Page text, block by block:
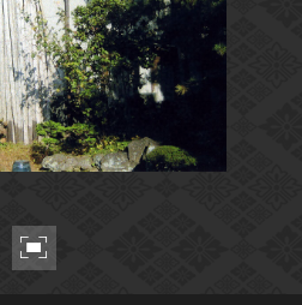
媒体資料・関連記事等
博物館、美術館の皆さまへ
文化庁よりご挨拶
今月のみどころ
お知らせ一覧
このサイトについて